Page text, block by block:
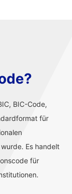
BIC-Code,
für
Es handelt
für